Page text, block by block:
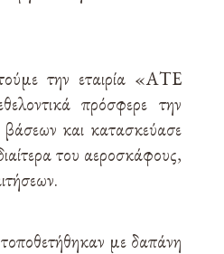
την εταιρία «ΑΤΕ
πρόσφερε την
βάσεων και κατασκεύασε
του αεροσκάφους,
με δαπάνη